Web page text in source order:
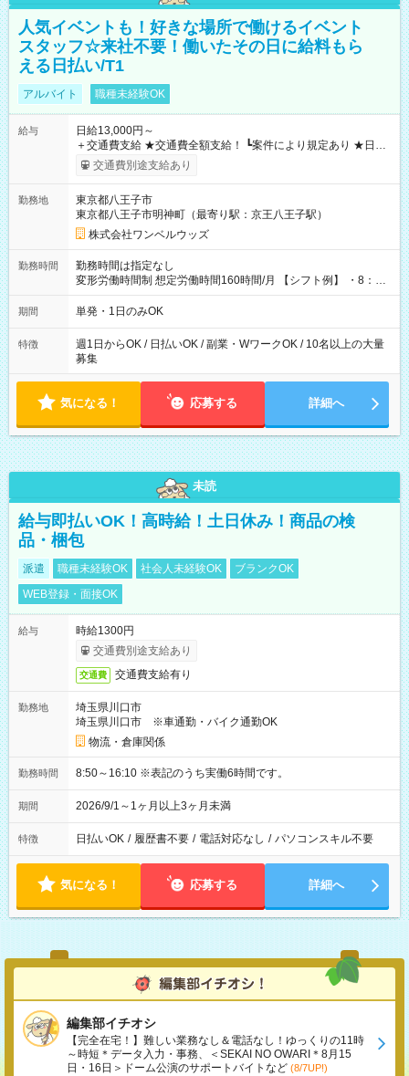
人気イベントも！好きな場所で働けるイベント
スタッフ☆来社不要！働いたその日に給料もら
える日払い/T1
アルバイト 職種未経験OK
給与
日給13,000円～
＋交通費支給 ★交通費全額支給！ ┗案件により規定あり ★日払
いOK！（規定あり） ┗働いたその日に現金GET♪ お仕事後はコ
ンビニATMから 日払い分を引き落とせます！ 【試用期間】試
交通費別途支給あり
勤務地
東京都八王子市
東京都八王子市明神町（最寄り駅：京王八王子駅）
株式会社ワンベルウッズ
勤務時間
勤務時間は指定なし
変形労働時間制 想定労働時間160時間/月 【シフト例】 ・8：00
～21：00
期間 単発・1日のみOK
特徴
週1日からOK / 日払いOK / 副業・WワークOK / 10名以上の大量
募集
気になる！ 応募する 詳細へ
未読
給与即払いOK！高時給！土日休み！商品の検
品・梱包
派遣 職種未経験OK 社会人未経験OK
ブランクOK
WEB登録・面接OK
給与
時給1300円
交通費別途支給あり
交通費 交通費支給有り
勤務地
埼玉県川口市
埼玉県川口市 ※車通勤・バイク通勤OK
物流・倉庫関係
勤務時間 8:50～16:10 ※表記のうち実働6時間です。
期間 2026/9/1～1ヶ月以上3ヶ月未満
特徴 日払いOK / 履歴書不要 / 電話対応なし / パソコンスキル不要
気になる！ 応募する 詳細へ
編集部イチオシ
【完全在宅！】難しい業務なし＆電話なし！ゆっくりの11時
～時短＊データ入力・事務、＜SEKAI NO OWARI＊8月15
日・16日＞ドーム公演のサポートバイトなど (8/7UP!)